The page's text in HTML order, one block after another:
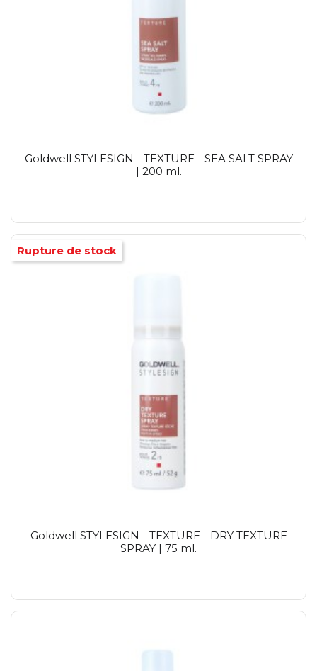
Goldwell STYLESIGN - TEXTURE - SEA SALT SPRAY
| 200 ml.
Goldwell STYLESIGN - TEXTURE - DRY TEXTURE
SPRAY | 75 ml.
Rupture de stock